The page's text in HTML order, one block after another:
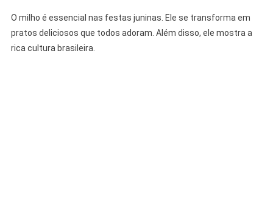
O milho é essencial nas festas juninas. Ele se transforma em
pratos deliciosos que todos adoram. Além disso, ele mostra a
rica cultura brasileira.